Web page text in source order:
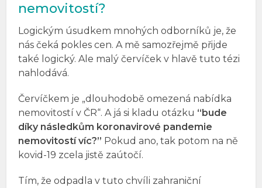
nemovitostí?
Logickým úsudkem mnohých odborníků je, že
nás čeká pokles cen. A mě samozřejmě přijde
také logický. Ale malý červíček v hlavě tuto tézi
nahlodává.
Červíčkem je „dlouhodobě omezená nabídka
nemovitostí v ČR“. A já si kladu otázku “bude
díky následkům koronavirové pandemie
nemovitostí víc?” Pokud ano, tak potom na ně
kovid-19 zcela jistě zaútočí.
Tím, že odpadla v tuto chvíli zahraniční